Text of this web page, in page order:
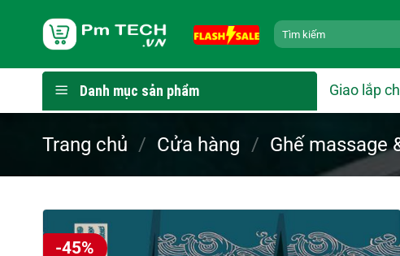
dung
Tìm
kiếm:
Danh mục sản phẩm Giao lắp
Trang chủ / Cửa hàng / Ghế massage
-45%